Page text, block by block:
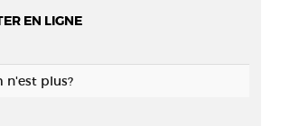
EN LIGNE
n'est plus?